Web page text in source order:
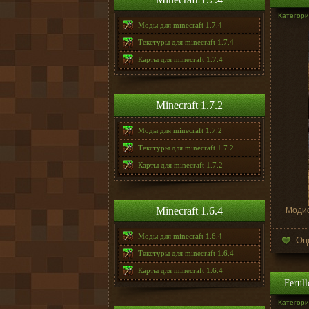
Моды для minecraft 1.7.4
Текстуры для minecraft 1.7.4
Карты для minecraft 1.7.4
Minecraft 1.7.2
Моды для minecraft 1.7.2
Текстуры для minecraft 1.7.2
Карты для minecraft 1.7.2
Minecraft 1.6.4
Моды для minecraft 1.6.4
Текстуры для minecraft 1.6.4
Карты для minecraft 1.6.4